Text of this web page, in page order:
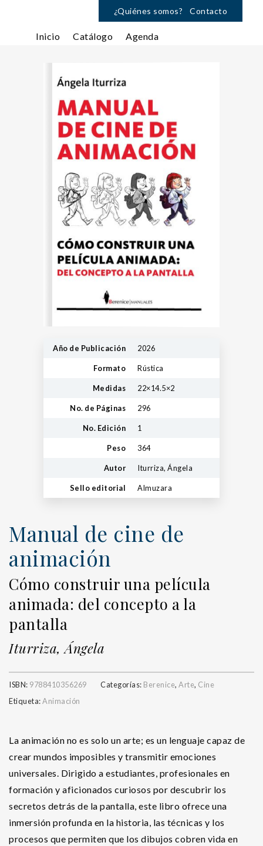
¿Quiénes somos? Contacto
Inicio Catálogo Agenda
Año de Publicación 2026
Formato Rústica
Medidas 22×14.5×2
No. de Páginas 296
No. Edición 1
Peso 364
Autor Iturriza, Ángela
Sello editorial Almuzara
Manual de cine de
animación
Cómo construir una película
animada: del concepto a la
pantalla
Iturriza, Ángela
ISBN: 9788410356269 Categorías: Berenice, Arte, Cine
Etiqueta:Animación
La animación no es solo un arte; es un lenguaje capaz de
crear mundos imposibles y transmitir emociones
universales. Dirigido a estudiantes, profesionales en
formación y aficionados curiosos por descubrir los
secretos detrás de la pantalla, este libro ofrece una
inmersión profunda en la historia, las técnicas y los
procesos que permiten que los dibujos cobren vida en